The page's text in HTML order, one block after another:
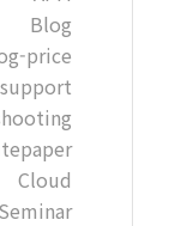
Blog
price
Cloud